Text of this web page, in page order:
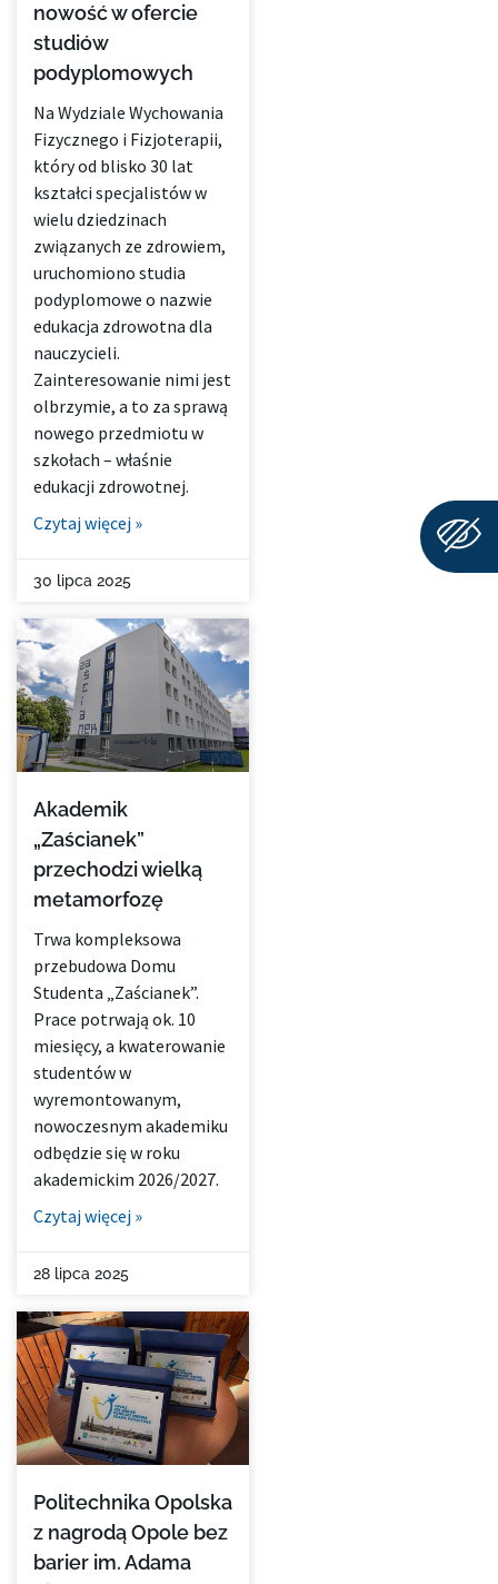
nowość w ofercie
studiów
podyplomowych
Na Wydziale Wychowania
Fizycznego i Fizjoterapii,
który od blisko 30 lat
kształci specjalistów w
wielu dziedzinach
związanych ze zdrowiem,
uruchomiono studia
podyplomowe o nazwie
edukacja zdrowotna dla
nauczycieli.
Zainteresowanie nimi jest
olbrzymie, a to za sprawą
nowego przedmiotu w
szkołach – właśnie
edukacji zdrowotnej.
Czytaj więcej »
30 lipca 2025
Akademik
„Zaścianek”
przechodzi wielką
metamorfozę
Trwa kompleksowa
przebudowa Domu
Studenta „Zaścianek”.
Prace potrwają ok. 10
miesięcy, a kwaterowanie
studentów w
wyremontowanym,
nowoczesnym akademiku
odbędzie się w roku
akademickim 2026/2027.
Czytaj więcej »
28 lipca 2025
Politechnika Opolska
z nagrodą Opole bez
barier im. Adama